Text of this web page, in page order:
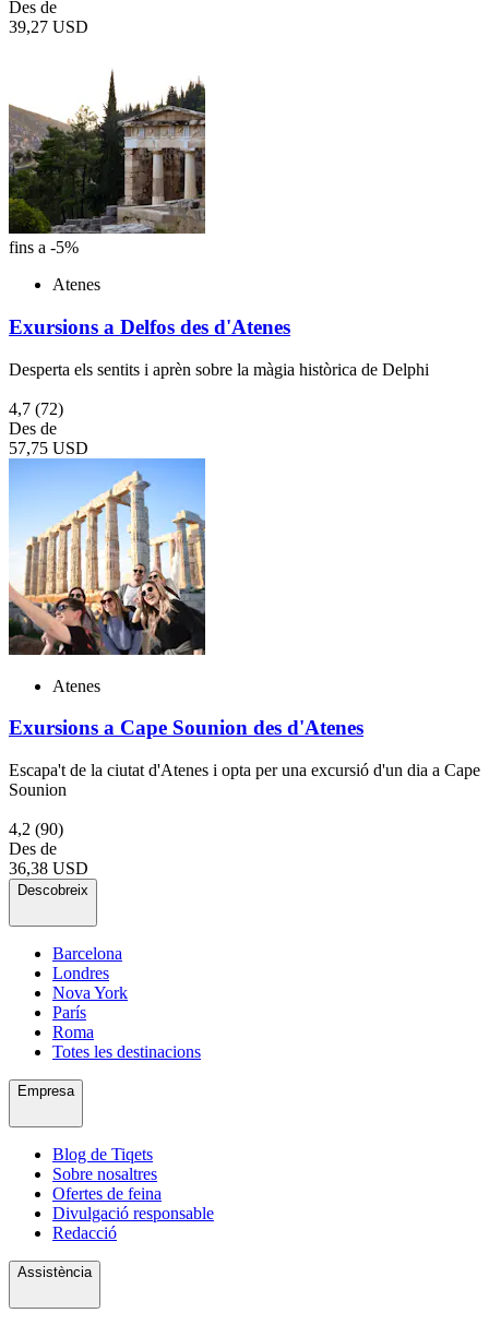
Des de
39,27 USD
fins a -5%
Atenes
Exursions a Delfos des d'Atenes
Desperta els sentits i aprèn sobre la màgia històrica de Delphi
4,7 (72)
Des de
57,75 USD
Atenes
Exursions a Cape Sounion des d'Atenes
Escapa't de la ciutat d'Atenes i opta per una excursió d'un dia a Cape
Sounion
4,2 (90)
Des de
36,38 USD
Descobreix
Barcelona
Londres
Nova York
París
Roma
Totes les destinacions
Empresa
Blog de Tiqets
Sobre nosaltres
Ofertes de feina
Divulgació responsable
Redacció
Assistència